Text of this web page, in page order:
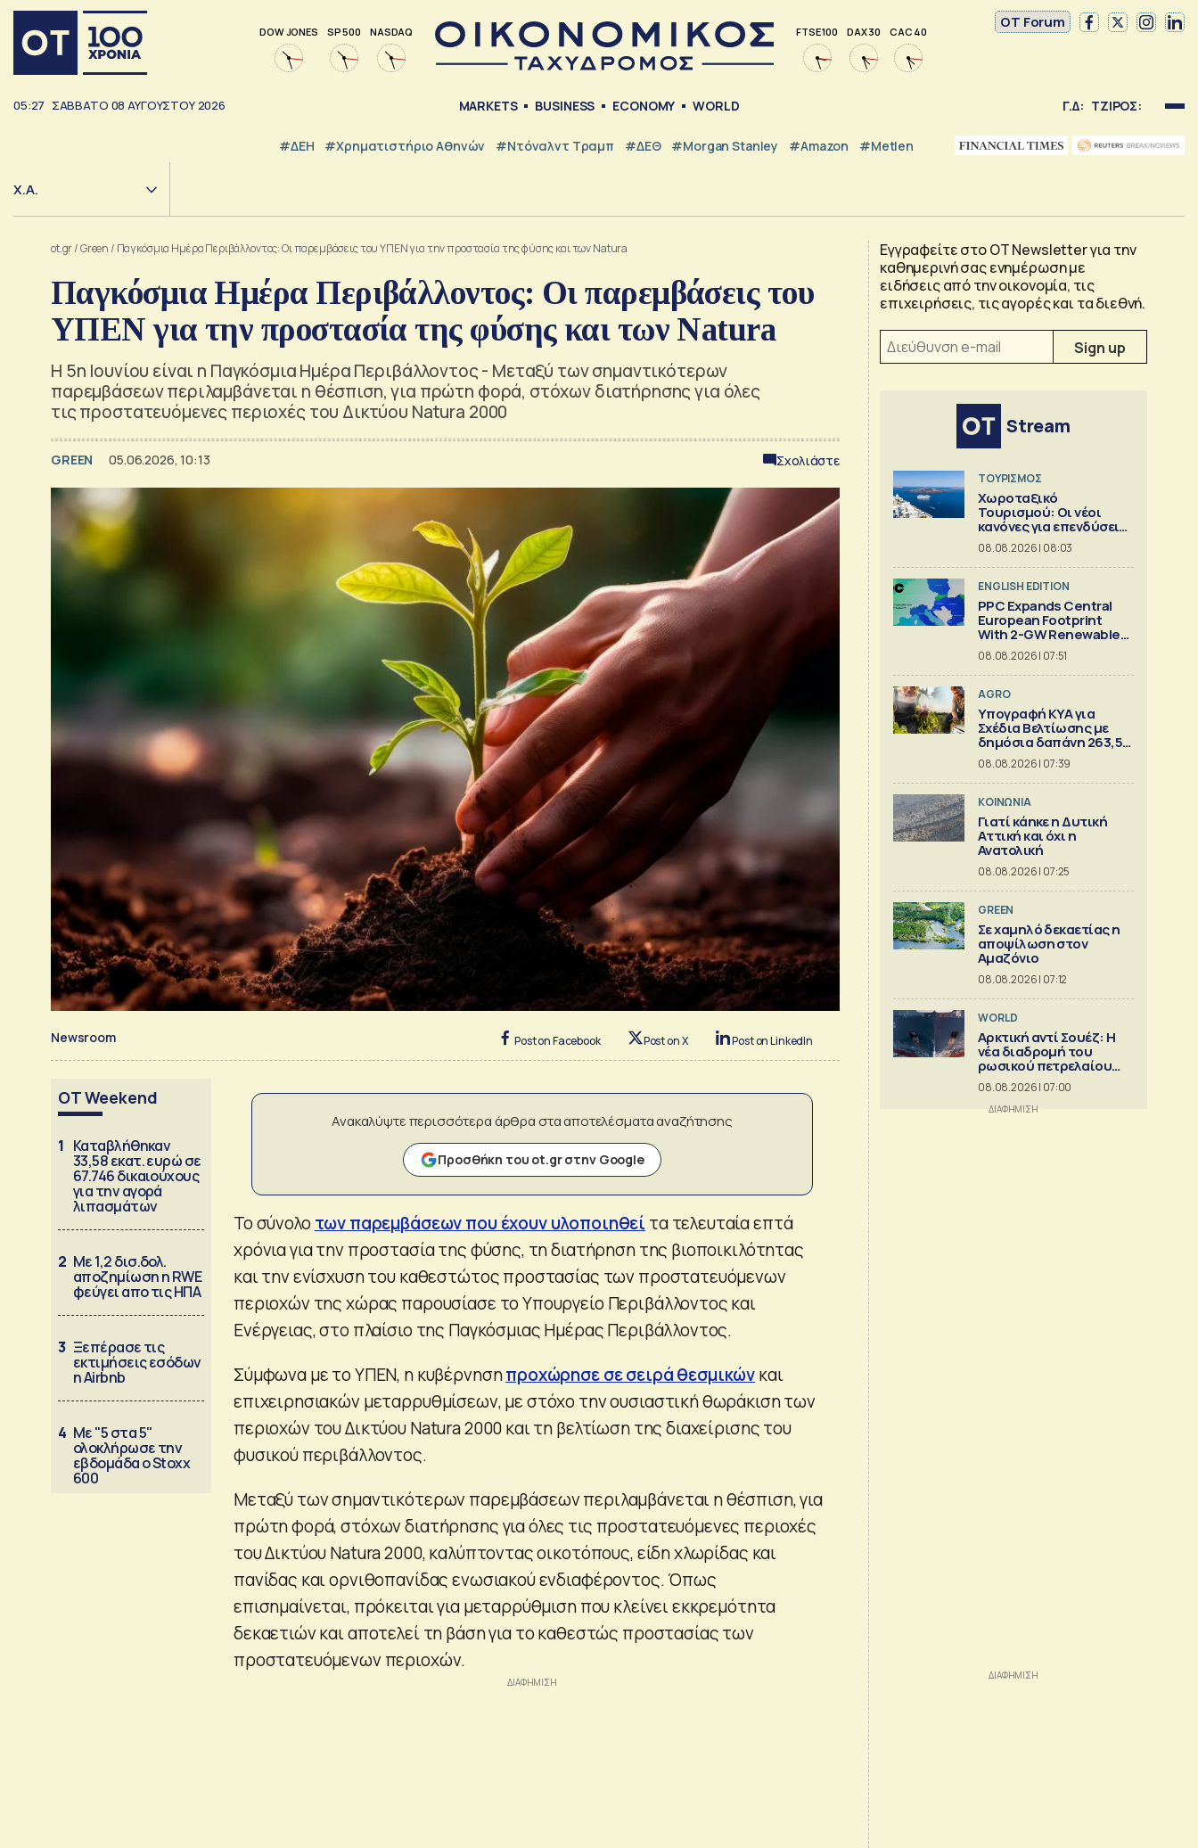
DOW JONES SP 500 NASDAQ FTSE 100 DAX 30 CAC 40
OT Forum
05:27 ΣΑΒΒΑΤΟ 08 ΑΥΓΟΥΣΤΟΥ 2026 MARKETS BUSINESS ECONOMY WORLD Γ.Δ: ΤΖΙΡΟΣ:
#ΔΕΗ #Χρηματιστήριο Αθηνών #Ντόναλντ Τραμπ #ΔΕΘ #Morgan Stanley #Amazon #Metlen
Χ.Α.
ot.gr/Green / Παγκόσμια Ημέρα Περιβάλλοντος: Οι παρεμβάσεις του ΥΠΕΝ για την προστασία της φύσης και των Natura
Παγκόσμια Ημέρα Περιβάλλοντος: Οι παρεμβάσεις του
ΥΠΕΝ για την προστασία της φύσης και των Natura
Η 5η Ιουνίου είναι η Παγκόσμια Ημέρα Περιβάλλοντος - Μεταξύ των σημαντικότερων
παρεμβάσεων περιλαμβάνεται η θέσπιση, για πρώτη φορά, στόχων διατήρησης για όλες
τις προστατευόμενες περιοχές του Δικτύου Natura 2000
GREEN 05.06.2026, 10:13 Σχολιάστε
Newsroom Post on Facebook Post on X Post on LinkedIn
OT Weekend
1 Καταβλήθηκαν
33,58 εκατ. ευρώ σε
67.746 δικαιούχους
για την αγορά
λιπασμάτων
2 Με 1,2 δισ.δολ.
αποζημίωση η RWE
φεύγει απο τις ΗΠΑ
3 Ξεπέρασε τις
εκτιμήσεις εσόδων
η Airbnb
4 Με "5 στα 5"
ολοκλήρωσε την
εβδομάδα ο Stoxx
600
Ανακαλύψτε περισσότερα άρθρα στα αποτελέσματα αναζήτησης
Προσθήκη του ot.gr στην Google
Το σύνολοτων παρεμβάσεων που έχουν υλοποιηθεί τα τελευταία επτά
χρόνια για την προστασία της φύσης, τη διατήρηση της βιοποικιλότητας
και την ενίσχυση του καθεστώτος προστασίας των προστατευόμενων
περιοχών της χώρας παρουσίασε το Υπουργείο Περιβάλλοντος και
Ενέργειας, στο πλαίσιο της Παγκόσμιας Ημέρας Περιβάλλοντος.
Σύμφωνα με το ΥΠΕΝ, η κυβέρνησηπροχώρησε σε σειρά θεσμικώνκαι
επιχειρησιακών μεταρρυθμίσεων, με στόχο την ουσιαστική θωράκιση των
περιοχών του Δικτύου Natura 2000 και τη βελτίωση της διαχείρισης του
φυσικού περιβάλλοντος.
Μεταξύ των σημαντικότερων παρεμβάσεων περιλαμβάνεται η θέσπιση, για
πρώτη φορά, στόχων διατήρησης για όλες τις προστατευόμενες περιοχές
του Δικτύου Natura 2000, καλύπτοντας οικοτόπους, είδη χλωρίδας και
πανίδας και ορνιθοπανίδας ενωσιακού ενδιαφέροντος. Όπως
επισημαίνεται, πρόκειται για μεταρρύθμιση που κλείνει εκκρεμότητα
δεκαετιών και αποτελεί τη βάση για το καθεστώς προστασίας των
προστατευόμενων περιοχών.
Εγγραφείτε στο OT Newsletter για την
καθημερινή σας ενημέρωση με
ειδήσεις από την οικονομία, τις
επιχειρήσεις, τις αγορές και τα διεθνή.
Stream
ΤΟΥΡΙΣΜΟΣ
Χωροταξικό
Τουρισμού: Οι νέοι
κανόνες για επενδύσεις
και νησιά
08.08.2026 | 08:03
ENGLISH EDITION
PPC Expands Central
European Footprint
With 2-GW Renewables
Deal
08.08.2026 | 07:51
AGRO
Υπογραφή ΚΥΑ για
Σχέδια Βελτίωσης με
δημόσια δαπάνη 263,5
εκατ.
08.08.2026 | 07:39
ΚΟΙΝΩΝΙΑ
Γιατί κάηκε η Δυτική
Αττική και όχι η
Ανατολική
08.08.2026 | 07:25
GREEN
Σε χαμηλό δεκαετίας η
αποψίλωση στον
Αμαζόνιο
08.08.2026 | 07:12
WORLD
Αρκτική αντί Σουέζ: Η
νέα διαδρομή του
ρωσικού πετρελαίου
[Γράφημα]
08.08.2026 | 07:00